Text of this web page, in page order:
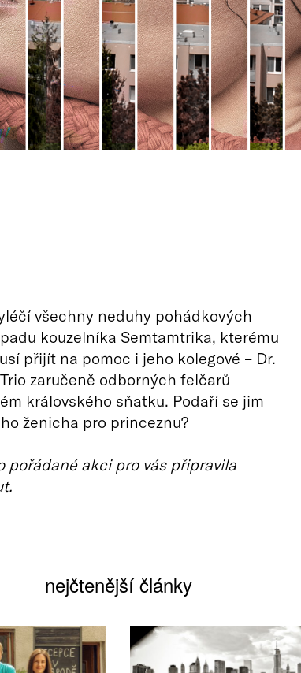
všechny neduhy pohádkových
kouzelníka Semtamtrika, kterému
přijít na pomoc i jeho kolegové – Dr.
zaručeně odborných felčarů
královského sňatku. Podaří se jim
ženicha pro princeznu?
pořádané akci pro vás připravila
nejčtenější články